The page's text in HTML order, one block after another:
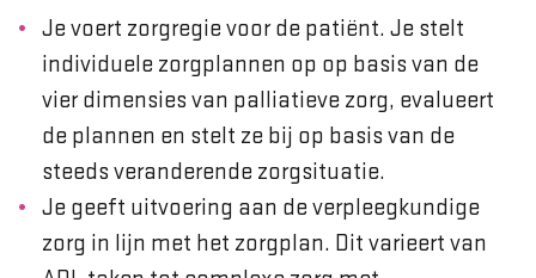
Je voert zorgregie voor de patiënt. Je stelt
individuele zorgplannen op op basis van de
vier dimensies van palliatieve zorg, evalueert
de plannen en stelt ze bij op basis van de
steeds veranderende zorgsituatie.
Je geeft uitvoering aan de verpleegkundige
zorg in lijn met het zorgplan. Dit varieert van